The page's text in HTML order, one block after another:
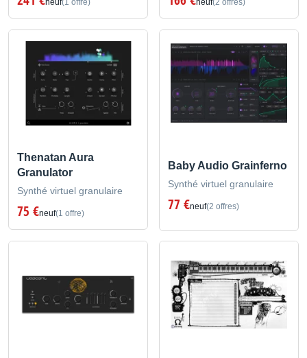
neuf(1 offre) neuf(2 offres)
Thenatan Aura
Granulator
Synthé virtuel granulaire
75 €neuf(1 offre)
Baby Audio Grainferno
Synthé virtuel granulaire
77 €neuf(2 offres)